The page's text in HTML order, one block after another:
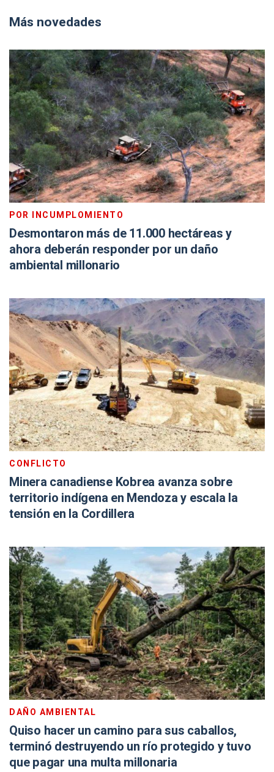
Más novedades
POR INCUMPLOMIENTO
Desmontaron más de 11.000 hectáreas y
ahora deberán responder por un daño
ambiental millonario
CONFLICTO
Minera canadiense Kobrea avanza sobre
territorio indígena en Mendoza y escala la
tensión en la Cordillera
DAÑO AMBIENTAL
Quiso hacer un camino para sus caballos,
terminó destruyendo un río protegido y tuvo
que pagar una multa millonaria